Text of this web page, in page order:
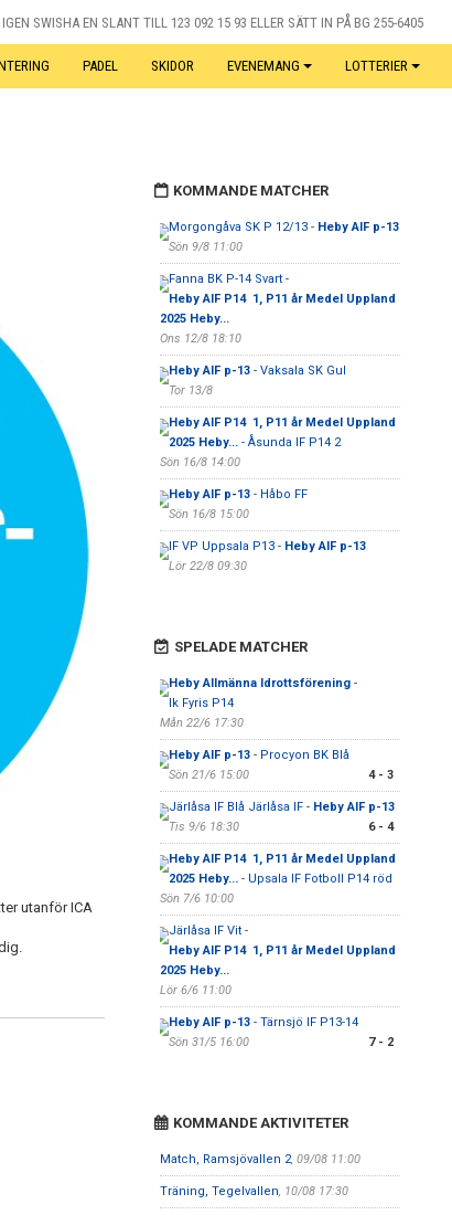
SWISHA EN SLANT TILL 123 092 15 93 ELLER SÄTT IN PÅ BG 255-6405
PADEL SKIDOR EVENEMANG LOTTERIER
utanför ICA
KOMMANDE MATCHER
Morgongåva SK P 12/13 - Heby AIF p-13
Sön 9/8 11:00
Fanna BK P-14 Svart -
Heby AIF P14 1, P11 år Medel Uppland
2025 Heby...
Ons 12/8 18:10
Heby AIF p-13- Vaksala SK Gul
Tor 13/8
Heby AIF P14 1, P11 år Medel Uppland
2025 Heby...- Åsunda IF P14 2
Sön 16/8 14:00
Heby AIF p-13- Håbo FF
Sön 16/8 15:00
IF VP Uppsala P13 - Heby AIF p-13
Lör 22/8 09:30
SPELADE MATCHER
Heby Allmänna Idrottsförening-
Ik Fyris P14
Mån 22/6 17:30
Heby AIF p-13- Procyon BK Blå
Sön 21/6 15:00
4 - 3
Järlåsa IF Blå Järlåsa IF - Heby AIF p-13
Tis 9/6 18:30
6 - 4
Heby AIF P14 1, P11 år Medel Uppland
2025 Heby...- Upsala IF Fotboll P14 röd
Sön 7/6 10:00
Järlåsa IF Vit -
Heby AIF P14 1, P11 år Medel Uppland
2025 Heby...
Lör 6/6 11:00
Heby AIF p-13- Tärnsjö IF P13-14
Sön 31/5 16:00
7 - 2
KOMMANDE AKTIVITETER
Match, Ramsjövallen 2, 09/08 11:00
Träning, Tegelvallen, 10/08 17:30